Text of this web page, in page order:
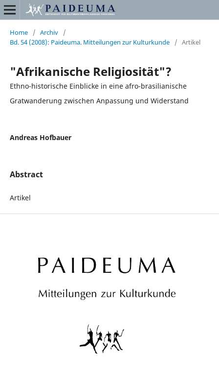
Home / Archiv
/
Bd. 54 (2008): Paideuma. Mitteilungen zur Kulturkunde
/ Artikel
"Afrikanische Religiosität"?
Ethno-historische Einblicke in eine afro-brasilianische
Gratwanderung zwischen Anpassung und Widerstand
Andreas Hofbauer
Abstract
Artikel